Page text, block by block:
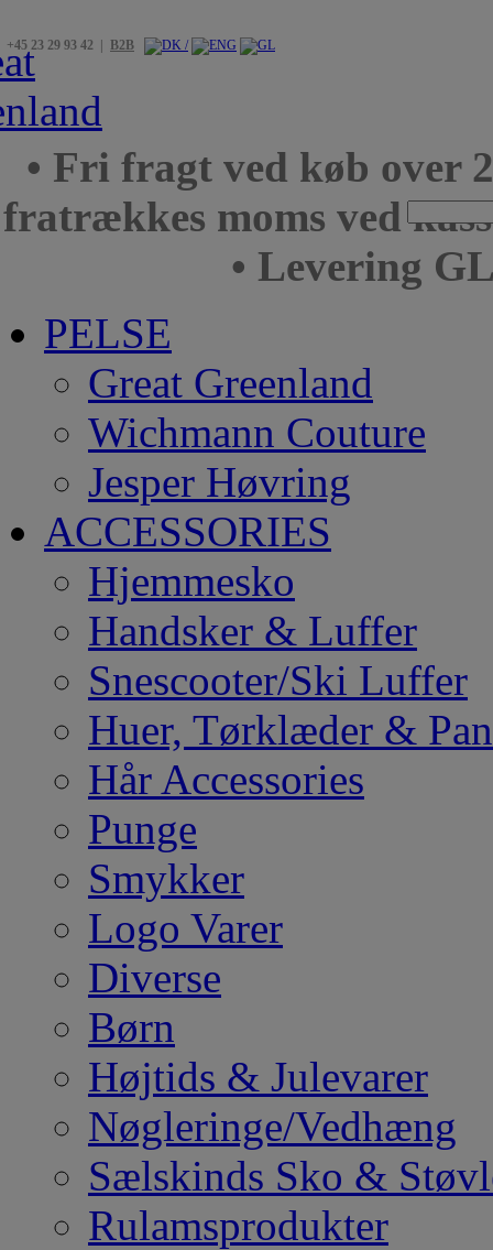
+45 23 29 93 42 | B2B
• Fri fragt ved køb over
fratrækkes moms ved
• Levering
PELSE
Great Greenland
Wichmann Couture
Jesper Høvring
ACCESSORIES
Hjemmesko
Handsker & Luffer
Snescooter/Ski Luffer
Huer, Tørklæder &
Hår Accessories
Punge
Smykker
Logo Varer
Diverse
Børn
Højtids & Julevarer
Nøgleringe/Vedhæng
Sælskinds Sko &
Rulamsprodukter